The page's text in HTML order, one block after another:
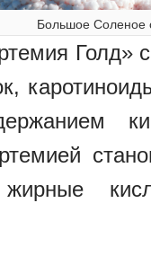
Большое Соленое
Голд»
жирные